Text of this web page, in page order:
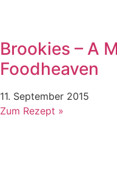
Brookies – A
Foodheaven
11. September 2015
Zum Rezept »